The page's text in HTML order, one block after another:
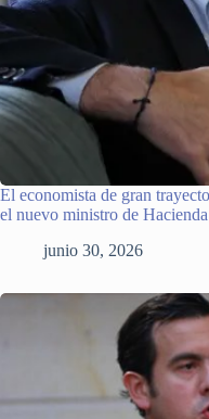
El economista de gran
el nuevo ministro de Hacienda
junio 30, 2026